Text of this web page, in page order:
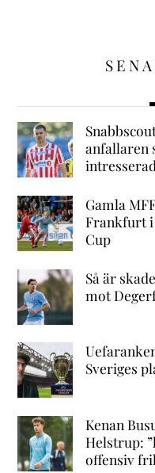
anfallaren
Gamla
Frankfurt i
Cup
Så är
mot
Sveriges
Kenan
Helstrup:
offensiv